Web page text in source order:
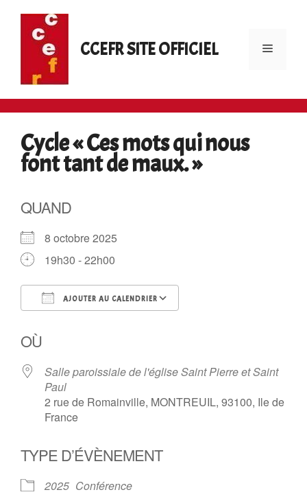
contenu
CCEFR SITE OFFICIEL Menu
Cycle « Ces mots qui nous
font tant de maux. »
QUAND
8 octobre 2025
19h30 - 22h00
AJOUTER AU CALENDRIER
OÙ
Salle paroissiale de l'église Saint Pierre et Saint
Paul
2 rue de Romainville, MONTREUIL, 93100, Ile de
France
TYPE D’ÉVÈNEMENT
2025 Conférence